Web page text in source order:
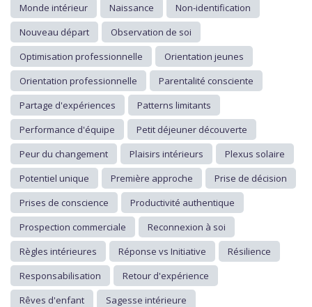
Monde intérieur
Naissance
Non-identification
Nouveau départ
Observation de soi
Optimisation professionnelle
Orientation jeunes
Orientation professionnelle
Parentalité consciente
Partage d'expériences
Patterns limitants
Performance d'équipe
Petit déjeuner découverte
Peur du changement
Plaisirs intérieurs
Plexus solaire
Potentiel unique
Première approche
Prise de décision
Prises de conscience
Productivité authentique
Prospection commerciale
Reconnexion à soi
Règles intérieures
Réponse vs Initiative
Résilience
Responsabilisation
Retour d'expérience
Rêves d'enfant
Sagesse intérieure